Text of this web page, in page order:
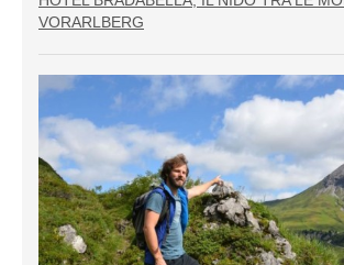
VORARLBERG